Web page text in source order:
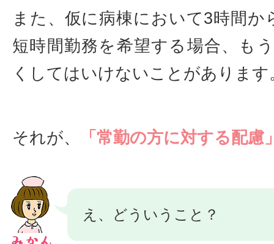
また、仮に病棟において3時間か
短時間勤務を希望する場合、も
くしてはいけないことがあります
それが、 「常勤の方に対する配慮
え、どういうこと？